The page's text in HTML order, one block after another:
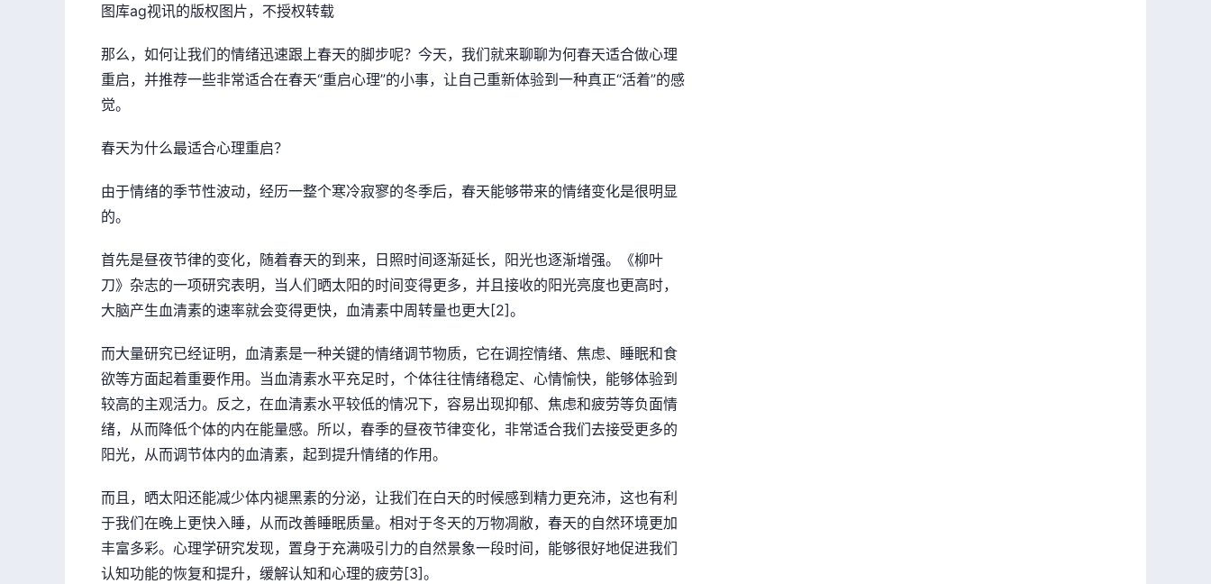
图库ag视讯的版权图片，不授权转载
那么，如何让我们的情绪迅速跟上春天的脚步呢？今天，我们就来聊聊为何春天适合做心理
重启，并推荐一些非常适合在春天“重启心理”的小事，让自己重新体验到一种真正“活着”的感
觉。
春天为什么最适合心理重启？
由于情绪的季节性波动，经历一整个寒冷寂寥的冬季后，春天能够带来的情绪变化是很明显
的。
首先是昼夜节律的变化，随着春天的到来，日照时间逐渐延长，阳光也逐渐增强。《柳叶
刀》杂志的一项研究表明，当人们晒太阳的时间变得更多，并且接收的阳光亮度也更高时，
大脑产生血清素的速率就会变得更快，血清素中周转量也更大[2]。
而大量研究已经证明，血清素是一种关键的情绪调节物质，它在调控情绪、焦虑、睡眠和食
欲等方面起着重要作用。当血清素水平充足时，个体往往情绪稳定、心情愉快，能够体验到
较高的主观活力。反之，在血清素水平较低的情况下，容易出现抑郁、焦虑和疲劳等负面情
绪，从而降低个体的内在能量感。所以，春季的昼夜节律变化，非常适合我们去接受更多的
阳光，从而调节体内的血清素，起到提升情绪的作用。
而且，晒太阳还能减少体内褪黑素的分泌，让我们在白天的时候感到精力更充沛，这也有利
于我们在晚上更快入睡，从而改善睡眠质量。相对于冬天的万物凋敝，春天的自然环境更加
丰富多彩。心理学研究发现，置身于充满吸引力的自然景象一段时间，能够很好地促进我们
认知功能的恢复和提升，缓解认知和心理的疲劳[3]。